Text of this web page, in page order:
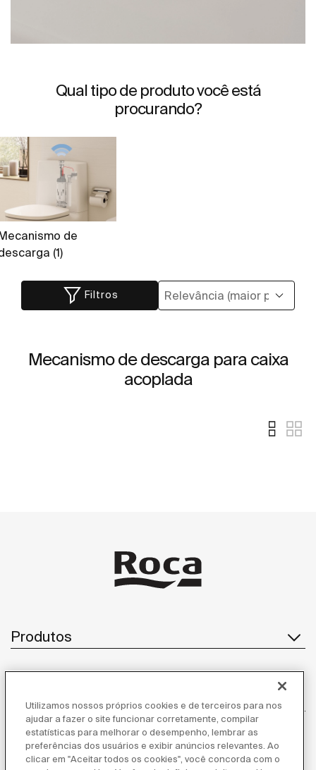
Qual tipo de produto você está
procurando?
de
(1)
Filtros
Mecanismo de descarga para caixa
acoplada
Produtos
Atendimento ao cliente
Sobre nós
Utilizamos nossos próprios cookies e de terceiros para nos
ajudar a fazer o site funcionar corretamente, compilar
estatísticas para melhorar o desempenho, lembrar as
preferências dos usuários e exibir anúncios relevantes. Ao
clicar em "Aceitar todos os cookies", você concorda com o